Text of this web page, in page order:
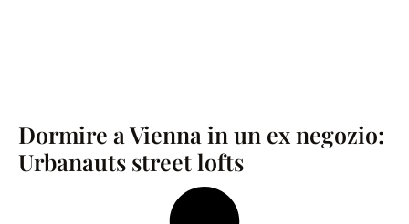
Dormire a Vienna in un ex negozio:
Urbanauts street lofts